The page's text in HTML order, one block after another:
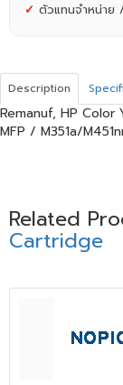
✓ ตัวแทนจำหน่าย
Description
Remanuf, HP
MFP / M351a/
Related
Cartridge